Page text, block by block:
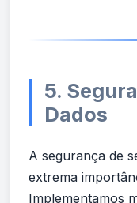
5.
Dados
A segurança de
extrema
Implementamos